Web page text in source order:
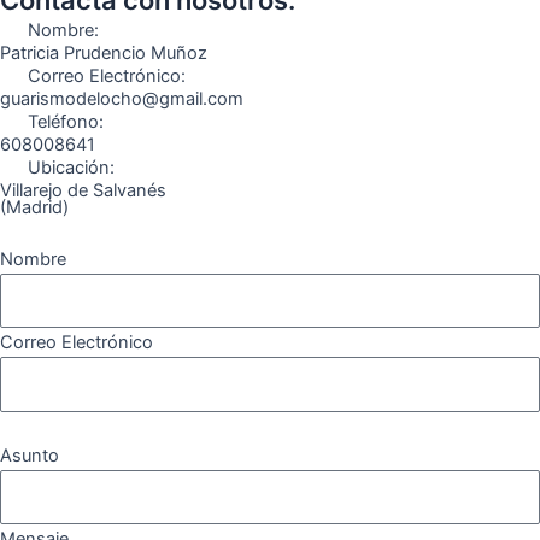
o
k
a
m
Nombre:
Patricia Prudencio Muñoz
Correo Electrónico:
guarismodelocho@gmail.com
Teléfono:
608008641
Ubicación:
Villarejo de Salvanés
(Madrid)
Nombre
Correo Electrónico
Asunto